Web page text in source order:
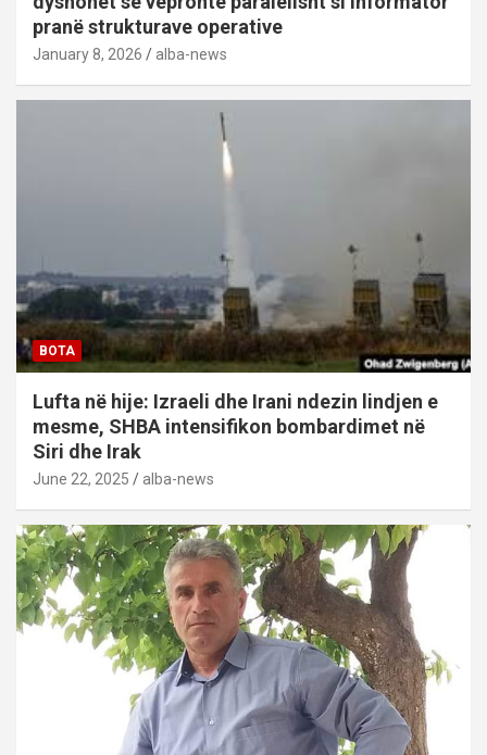
pranë strukturave operative
January 8, 2026 alba-news
BOTA
Lufta në hije: Izraeli dhe Irani ndezin lindjen e
mesme, SHBA intensifikon bombardimet në
Siri dhe Irak
June 22, 2025 alba-news